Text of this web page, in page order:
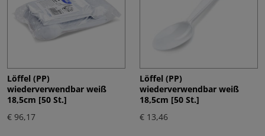
Löffel (PP)
wiederverwendbar weiß
18,5cm [50 St.]
€ 96,17
Löffel (PP)
wiederverwendbar weiß
18,5cm [50 St.]
€ 13,46